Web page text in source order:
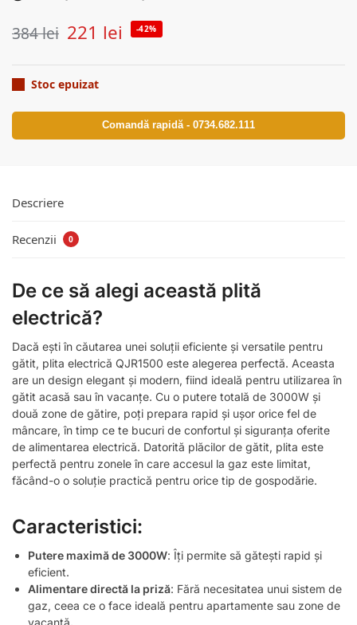
384lei 221 lei -42%
Stoc epuizat
Comandă rapidă - 0734.682.111
Descriere
Recenzii 0
De ce să alegi această plită
electrică?
Dacă ești în căutarea unei soluții eficiente și versatile pentru
gătit, plita electrică QJR1500 este alegerea perfectă. Aceasta
are un design elegant și modern, fiind ideală pentru utilizarea în
gătit acasă sau în vacanțe. Cu o putere totală de 3000W și
două zone de gătire, poți prepara rapid și ușor orice fel de
mâncare, în timp ce te bucuri de confortul și siguranța oferite
de alimentarea electrică. Datorită plăcilor de gătit, plita este
perfectă pentru zonele în care accesul la gaz este limitat,
făcând-o o soluție practică pentru orice tip de gospodărie.
Caracteristici:
Putere maximă de 3000W: Îți permite să gătești rapid și
eficient.
Alimentare directă la priză: Fără necesitatea unui sistem de
gaz, ceea ce o face ideală pentru apartamente sau zone de
vacanță.